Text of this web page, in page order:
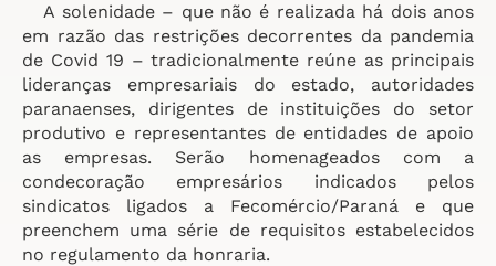
A solenidade – que não é realizada há dois anos
em razão das restrições decorrentes da pandemia
de Covid 19 – tradicionalmente reúne as principais
lideranças empresariais do estado, autoridades
paranaenses, dirigentes de instituições do setor
produtivo e representantes de entidades de apoio
as empresas. Serão homenageados com a
condecoração empresários indicados pelos
sindicatos ligados a Fecomércio/Paraná e que
preenchem uma série de requisitos estabelecidos
no regulamento da honraria.